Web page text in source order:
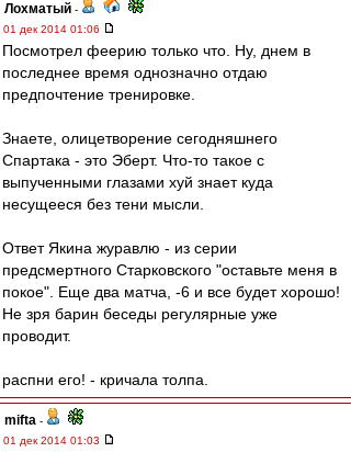
Лохматый -
01 дек 2014 01:06
Посмотрел феерию только что. Ну, днем в
последнее время однозначно отдаю
предпочтение тренировке.
Знаете, олицетворение сегодняшнего
Спартака - это Эберт. Что-то такое с
выпученными глазами хуй знает куда
несущееся без тени мысли.
Ответ Якина журавлю - из серии
предсмертного Старковского "оставьте меня в
покое". Еще два матча, -6 и все будет хорошо!
Не зря барин беседы регулярные уже
проводит.
распни его! - кричала толпа.
mifta -
01 дек 2014 01:03